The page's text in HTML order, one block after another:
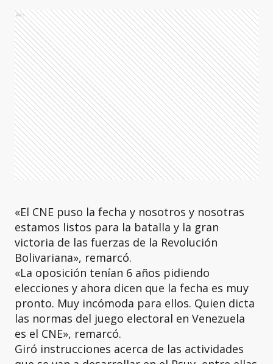
Ads
«El CNE puso la fecha y nosotros y nosotras
estamos listos para la batalla y la gran
victoria de las fuerzas de la Revolución
Bolivariana», remarcó.
«La oposición tenían 6 años pidiendo
elecciones y ahora dicen que la fecha es muy
pronto. Muy incómoda para ellos. Quien dicta
las normas del juego electoral en Venezuela
es el CNE», remarcó.
Giró instrucciones acerca de las actividades